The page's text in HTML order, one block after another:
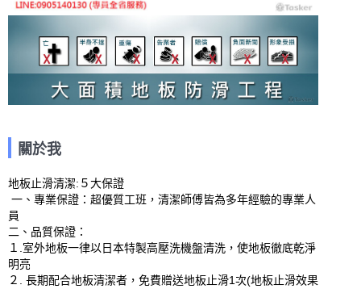
關於我
地板止滑清潔:５大保證
員
二、品質保證：
１.室外地板一律以日本特製高壓洗機盤清洗，使地板徹底乾淨
明亮
２. 長期配合地板清潔者，免費贈送地板止滑1次(地板止滑效果